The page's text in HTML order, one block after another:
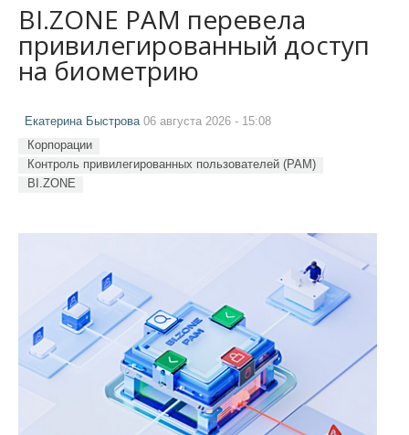
BI.ZONE PAM перевела
привилегированный доступ
на биометрию
Екатерина Быстрова 06 августа 2026 - 15:08
Корпорации
Контроль привилегированных пользователей (PAM)
BI.ZONE